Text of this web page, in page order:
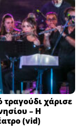
τραγούδι χάρισε
– Η
(vid)